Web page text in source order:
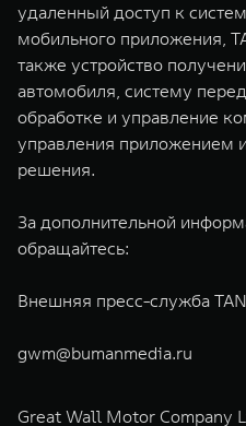
удаленный доступ к
мобильного приложения,
также устройство
автомобиля, систему
обработке и управление
управления приложением
решения.
За дополнительной
обращайтесь:
Внешняя пресс-служба
gwm@bumanmedia.ru
Great Wall Motor Company